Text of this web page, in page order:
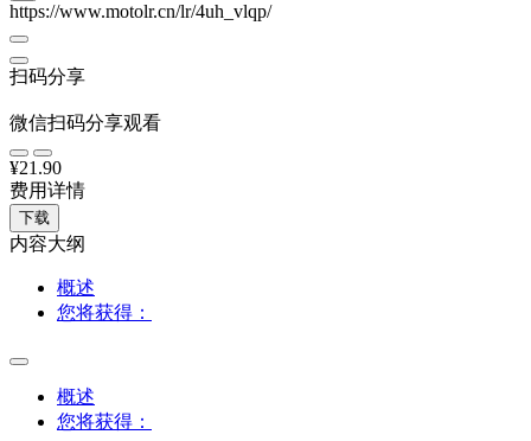
https://www.motolr.cn/lr/4uh_vlqp/
扫码分享
微信扫码分享观看
¥21.90
费用详情
下载
内容大纲
概述
您将获得：
概述
您将获得：